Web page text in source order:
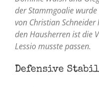
der Stammgoalie
von Christian
den Hausherren ist die
Lessio musste passen.
Defensive